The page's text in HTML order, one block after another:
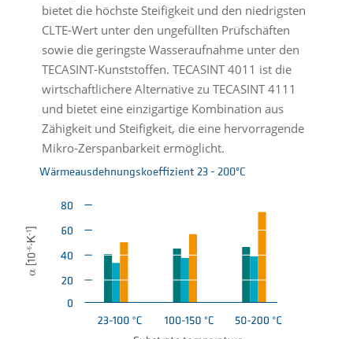
bietet die höchste Steifigkeit und den niedrigsten
CLTE-Wert unter den ungefüllten Prüfschäften
sowie die geringste Wasseraufnahme unter den
TECASINT-Kunststoffen. TECASINT 4011 ist die
wirtschaftlichere Alternative zu TECASINT 4111
und bietet eine einzigartige Kombination aus
Zähigkeit und Steifigkeit, die eine hervorragende
Mikro-Zerspanbarkeit ermöglicht.
Wärmeausdehnungskoeffizient 23 - 200°C